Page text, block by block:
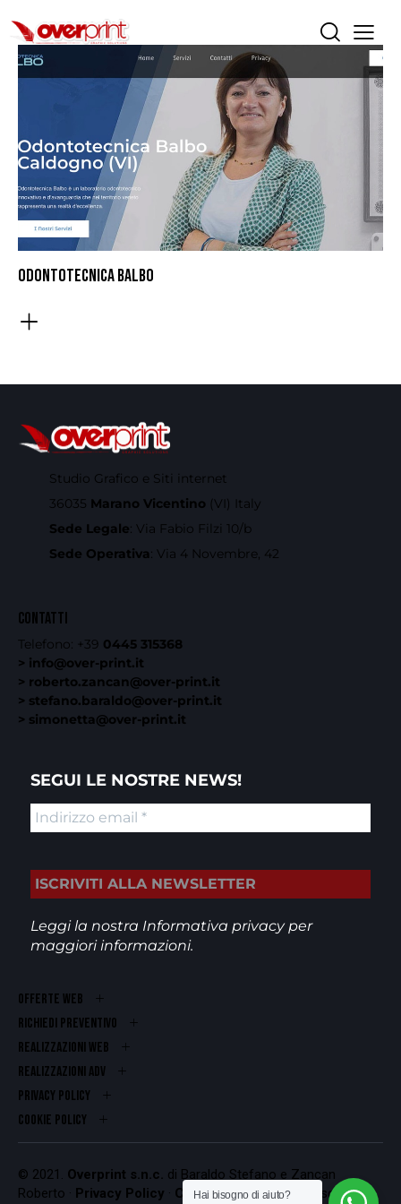
ODONTOTECNICA BALBO
Studio Grafico e Siti internet
36035 Marano Vicentino (VI) Italy
Sede Legale: Via Fabio Filzi 10/b
Sede Operativa: Via 4 Novembre, 42
CONTATTI
Telefono: +39 0445 315368
> info@over-print.it
> roberto.zancan@over-print.it
> stefano.baraldo@over-print.it
> simonetta@over-print.it
SEGUI LE NOSTRE NEWS!
Leggi la nostra Informativa privacyper
maggiori informazioni.
OFFERTE WEB
RICHIEDI PREVENTIVO
REALIZZAZIONI WEB
Realizzazioni ADV
PRIVACY POLICY
COOKIE POLICY
© 2021. Overprint s.n.c. di Baraldo Stefano e Zancan
Roberto · Privacy Policy · Cookie Policy Codice Fiscale e
Hai bisogno di aiuto?